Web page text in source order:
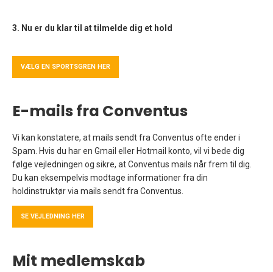
3. Nu er du klar til at tilmelde dig et hold
VÆLG EN SPORTSGREN HER
E-mails fra Conventus
Vi kan konstatere, at mails sendt fra Conventus ofte ender i
Spam. Hvis du har en Gmail eller Hotmail konto, vil vi bede dig
følge vejledningen og sikre, at Conventus mails når frem til dig.
Du kan eksempelvis modtage informationer fra din
holdinstruktør via mails sendt fra Conventus.
SE VEJLEDNING HER
Mit medlemskab